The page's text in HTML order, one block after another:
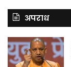
अपराध